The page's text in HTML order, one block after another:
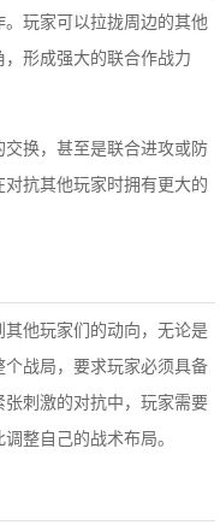
玩家可以拉拢周边的其他
形成强大的联合作战力
换，甚至是联合进攻或防
抗其他玩家时拥有更大的
他玩家们的动向，无论是
战局，要求玩家必须具备
刺激的对抗中，玩家需要
整自己的战术布局。